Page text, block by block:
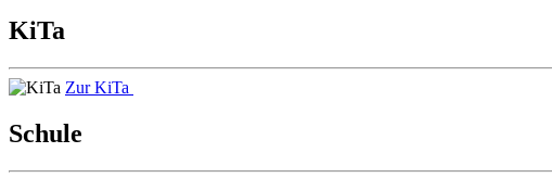
KiTa
Zur KiTa
Schule